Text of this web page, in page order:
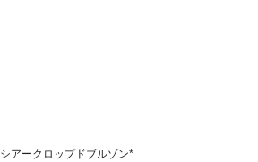
シアークロップドブルゾン*